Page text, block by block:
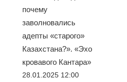
почему
заволновались
адепты «старого»
Казахстана?». «Эхо
кровавого Кантара»
28.01.2025 12:00